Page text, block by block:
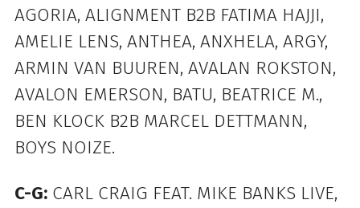
AGORIA, ALIGNMENT B2B FATIMA HAJJI,
AMELIE LENS, ANTHEA, ANXHELA, ARGY,
ARMIN VAN BUUREN, AVALAN ROKSTON,
AVALON EMERSON, BATU, BEATRICE M.,
BEN KLOCK B2B MARCEL DETTMANN,
BOYS NOIZE.
C-G:CARL CRAIG FEAT. MIKE BANKS LIVE,